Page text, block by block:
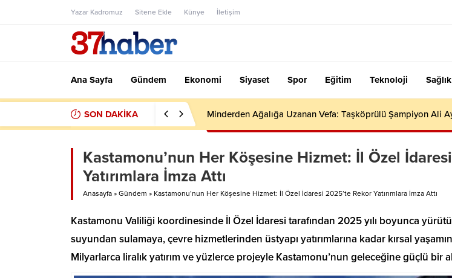
Yazar Kadromuz Sitene Ekle Künye İletişim
Ana Sayfa Gündem Ekonomi Siyaset Spor Eğitim Teknoloji Sağlık
SON DAKİKA Minderden Ağalığa Uzanan Vefa: Taşköprülü Şampiyon Ali
Kastamonu’nun Her Köşesine Hizmet: İl Özel
Yatırımlara İmza Attı
Anasayfa » Gündem » Kastamonu’nun Her Köşesine Hizmet: İl Özel İdaresi 2025’te Rekor Yatırımlara İmza Attı
Kastamonu Valiliği koordinesinde İl Özel İdaresi tarafından 2025 yılı boyunca
suyundan sulamaya, çevre hizmetlerinden üstyapı yatırımlarına kadar kırsal
Milyarlarca liralık yatırım ve yüzlerce projeyle Kastamonu’nun geleceğine güçlü bir